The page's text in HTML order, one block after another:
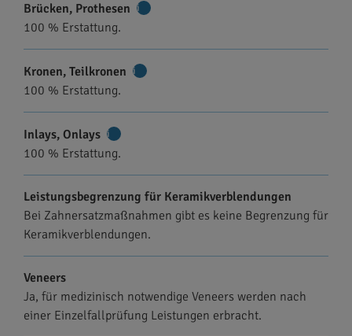
Brücken, Prothesen
100 % Erstattung.
Kronen, Teilkronen
100 % Erstattung.
Inlays, Onlays
Informationen
100 % Erstattung.
Leistungsbegrenzung für Keramikverblendungen
Bei Zahnersatzmaßnahmen gibt es keine Begrenzung für
Keramikverblendungen.
Veneers
Ja, für medizinisch notwendige Veneers werden nach
einer Einzelfallprüfung Leistungen erbracht.